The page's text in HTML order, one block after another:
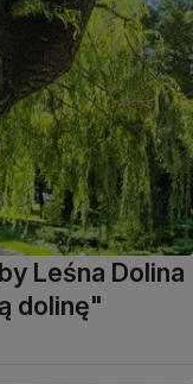
Leśna Dolina
dolinę"